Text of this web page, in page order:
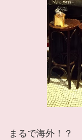
まるで海外！？